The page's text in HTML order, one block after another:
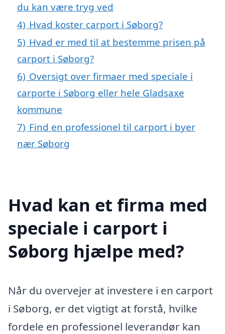
du kan være tryg ved
4) Hvad koster carport i Søborg?
5) Hvad er med til at bestemme prisen på
carport i Søborg?
6) Oversigt over firmaer med speciale i
carporte i Søborg eller hele Gladsaxe
kommune
7) Find en professionel til carport i byer
nær Søborg
Hvad kan et firma med
speciale i carport i
Søborg hjælpe med?
Når du overvejer at investere i en carport
i Søborg, er det vigtigt at forstå, hvilke
fordele en professionel leverandør kan